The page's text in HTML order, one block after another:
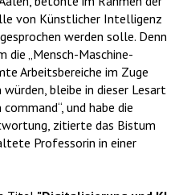
von Künstlicher Intelligenz
werden solle. Denn
die „Mensch-Maschine-
Arbeitsbereiche im Zuge
bleibe in dieser Lesart
und habe die
zitierte das Bistum
Professorin in einer